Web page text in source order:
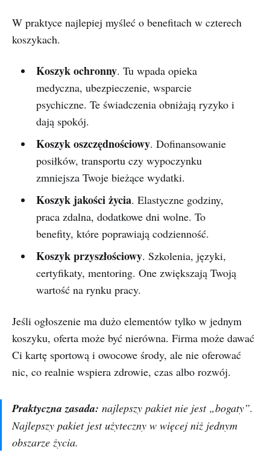
W praktyce najlepiej myśleć o benefitach w czterech
koszykach.
Koszyk ochronny. Tu wpada opieka
medyczna, ubezpieczenie, wsparcie
psychiczne. Te świadczenia obniżają ryzyko i
dają spokój.
Koszyk oszczędnościowy. Dofinansowanie
posiłków, transportu czy wypoczynku
zmniejsza Twoje bieżące wydatki.
Koszyk jakości życia. Elastyczne godziny,
praca zdalna, dodatkowe dni wolne. To
benefity, które poprawiają codzienność.
Koszyk przyszłościowy. Szkolenia, języki,
certyfikaty, mentoring. One zwiększają Twoją
wartość na rynku pracy.
Jeśli ogłoszenie ma dużo elementów tylko w jednym
koszyku, oferta może być nierówna. Firma może dawać
Ci kartę sportową i owocowe środy, ale nie oferować
nic, co realnie wspiera zdrowie, czas albo rozwój.
Praktyczna zasada: najlepszy pakiet nie jest „bogaty”.
Najlepszy pakiet jest użyteczny w więcej niż jednym
obszarze życia.